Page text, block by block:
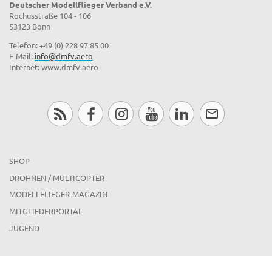
Deutscher Modellflieger Verband e.V.
Rochusstraße 104 - 106
53123 Bonn
Telefon: +49 (0) 228 97 85 00
E-Mail: info@dmfv.aero
Internet: www.dmfv.aero
SHOP
DROHNEN / MULTICOPTER
MODELLFLIEGER-MAGAZIN
MITGLIEDERPORTAL
JUGEND